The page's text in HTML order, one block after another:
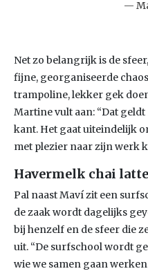
Net zo belangrijk is de
fijne, georganiseerde
trampoline, lekker gek
Martine vult aan: “Dat
kant. Het gaat uiteindelijk
met plezier naar zijn werk
Havermelk chai latte
Pal naast Maví zit een
de zaak wordt dagelijks
bij henzelf en de sfeer die
uit. “De surfschool wordt
wie we samen gaan